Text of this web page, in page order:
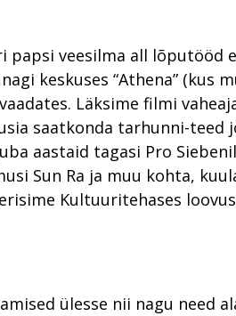
papsi veesilma all lõputööd
keskuses “Athena” (kus
Läksime filmi
saatkonda tarhunni-teed
aastaid tagasi Pro
Sun Ra ja muu kohta,
Kultuuritehases
ülesse nii nagu need